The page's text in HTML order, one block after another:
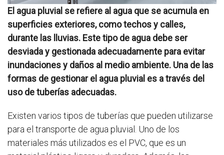
El agua pluvial se refiere al agua que se acumula en
superficies exteriores, como techos y calles,
durante las lluvias. Este tipo de agua debe ser
desviada y gestionada adecuadamente para evitar
inundaciones y daños al medio ambiente. Una de las
formas de gestionar el agua pluvial es a través del
uso de tuberías adecuadas.
Existen varios tipos de tuberías que pueden utilizarse
para el transporte de agua pluvial. Uno de los
materiales más utilizados es el PVC, que es un